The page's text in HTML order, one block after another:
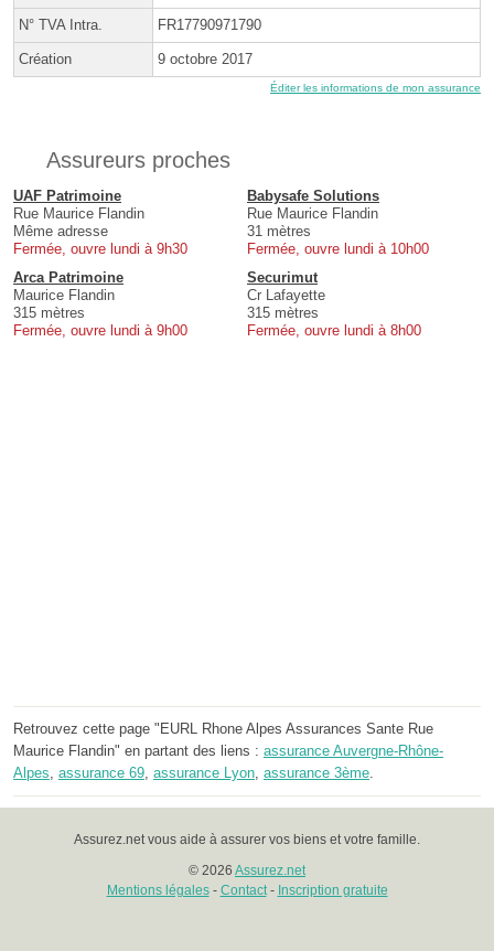
N° TVA Intra. FR17790971790
Création 9 octobre 2017
Éditer les informations de mon assurance
Assureurs proches
UAF Patrimoine
Rue Maurice Flandin
Même adresse
Fermée, ouvre lundi à 9h30
Babysafe Solutions
Rue Maurice Flandin
31 mètres
Fermée, ouvre lundi à 10h00
Arca Patrimoine
Maurice Flandin
315 mètres
Fermée, ouvre lundi à 9h00
Securimut
Cr Lafayette
315 mètres
Fermée, ouvre lundi à 8h00
Retrouvez cette page "EURL Rhone Alpes Assurances Sante Rue
Maurice Flandin" en partant des liens : assurance Auvergne-Rhône-
Alpes assurance 69 assurance Lyon assurance 3ème
Assurez.net vous aide à assurer vos biens et votre famille.
© 2026 Assurez.net
Mentions légales- Contact- Inscription gratuite